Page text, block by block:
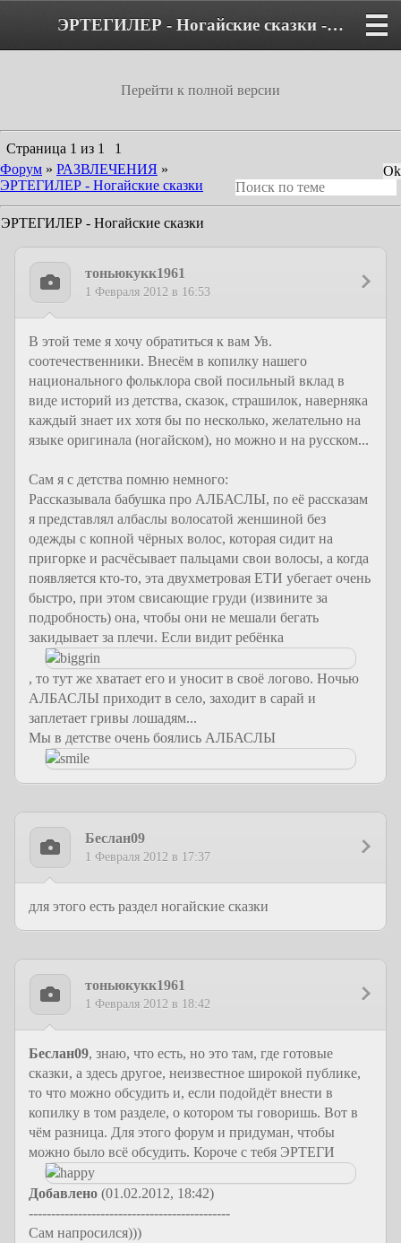
ЭРТЕГИЛЕР - Ногайские сказки - Форум
Перейти к полной версии
Страница 1 из 1
1
Форум » РАЗВЛЕЧЕНИЯ »
ЭРТЕГИЛЕР - Ногайские сказки
ЭРТЕГИЛЕР - Ногайские сказки
тоньюкукк1961
1 Февраля 2012 в 16:53
В этой теме я хочу обратиться к вам Ув.
соотечественники. Внесём в копилку нашего
национального фольклора свой посильный вклад в
виде историй из детства, сказок, страшилок, наверняка
каждый знает их хотя бы по несколько, желательно на
языке оригинала (ногайском), но можно и на русском...
Сам я с детства помню немного:
Рассказывала бабушка про АЛБАСЛЫ, по её рассказам
я представлял албаслы волосатой женшиной без
одежды с копной чёрных волос, которая сидит на
пригорке и расчёсывает пальцами свои волосы, а когда
появляется кто-то, эта двухметровая ЕТИ убегает очень
быстро, при этом свисающие груди (извините за
подробность) она, чтобы они не мешали бегать
закидывает за плечи. Если видит ребёнка
, то тут же хватает его и уносит в своё логово. Ночью
АЛБАСЛЫ приходит в село, заходит в сарай и
заплетает гривы лошадям...
Мы в детстве очень боялись АЛБАСЛЫ
Беслан09
1 Февраля 2012 в 17:37
для этого есть раздел ногайские сказки
тоньюкукк1961
1 Февраля 2012 в 18:42
Беслан09, знаю, что есть, но это там, где готовые
сказки, а здесь другое, неизвестное широкой публике,
то что можно обсудить и, если подойдёт внести в
копилку в том разделе, о котором ты говоришь. Вот в
чём разница. Для этого форум и придуман, чтобы
можно было всё обсудить. Короче с тебя ЭРТЕГИ
Добавлено (01.02.2012, 18:42)
---------------------------------------------
Сам напросился)))